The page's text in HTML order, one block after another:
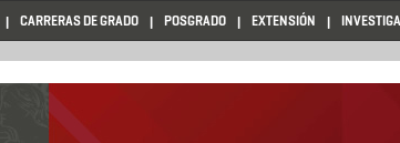
CARRERAS DE GRADO POSGRADO EXTENSIÓN